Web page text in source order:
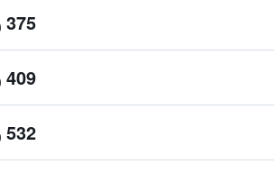
375 ﷼
409 ﷼
532 ﷼